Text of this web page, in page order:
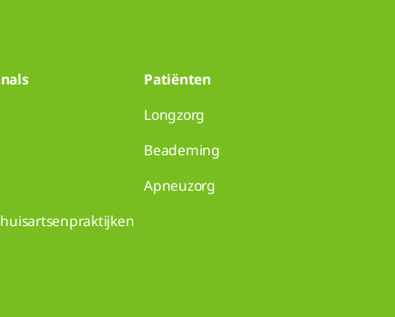
Patiënten
Longzorg
Beademing
Apneuzorg